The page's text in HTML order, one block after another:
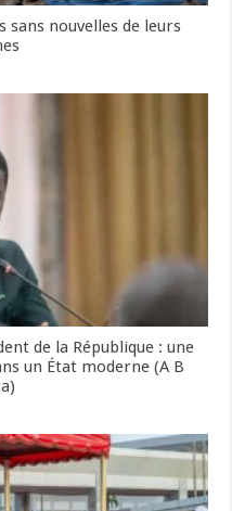
sans nouvelles de leurs
de la République : une
un État moderne (A B